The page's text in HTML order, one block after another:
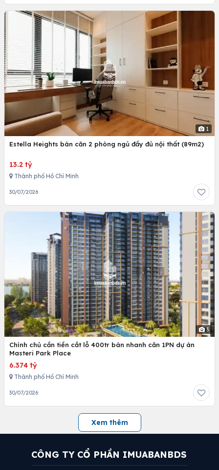
1
Estella Heights bán căn 2 phòng ngủ đầy đủ nội thất (89m2)
13.2 tỷ
Thành phố Hồ Chí Minh
30/07/2026
3
Chính chủ cần tiền cắt lỗ 400tr bán nhanh căn 1PN dự án
Masteri Park Place
6.374 tỷ
Thành phố Hồ Chí Minh
30/07/2026
Xem thêm
CÔNG TY CỔ PHẦN IMUABANBDS